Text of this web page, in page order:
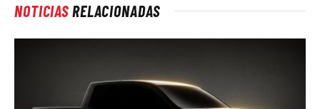
NOTICIASRELACIONADAS